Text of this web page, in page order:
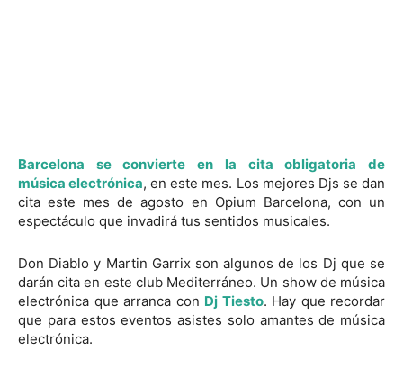
Barcelona se convierte en la cita obligatoria de
músicaelectrónica, en este mes. Los mejores Djs se dan
cita este mes de agosto en Opium Barcelona, con un
espectáculo que invadirá tus sentidos musicales.
Don Diablo y Martin Garrix son algunos de los Dj que se
darán cita en este club Mediterráneo. Un show de música
electrónica que arranca con Dj Tiesto. Hay que recordar
que para estos eventos asistes solo amantes de música
electrónica.